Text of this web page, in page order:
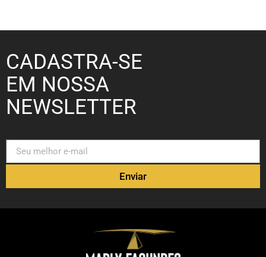
CADASTRA-SE
EM NOSSA
NEWSLETTER
Enviar